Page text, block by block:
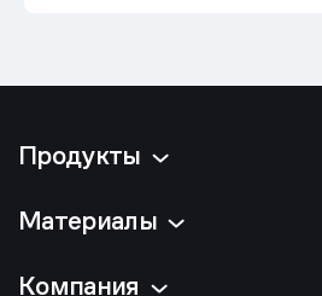
Продукты
Материалы
Компания